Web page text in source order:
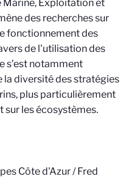
Marine, Exploitation et
des recherches sur
fonctionnement des
de l'utilisation des
s’est notamment
la diversité des stratégies
plus particulièrement
sur les écosystèmes.
Côte d'Azur / Fred